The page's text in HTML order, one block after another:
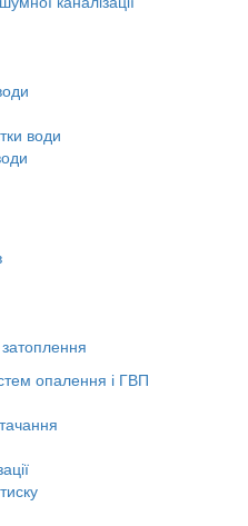
води
затоплення
опалення і ГВП